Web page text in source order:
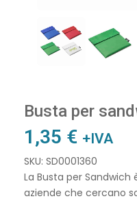
Busta per
1,35 € +IVA
SKU: SD0001360
La Busta per
aziende che cercano